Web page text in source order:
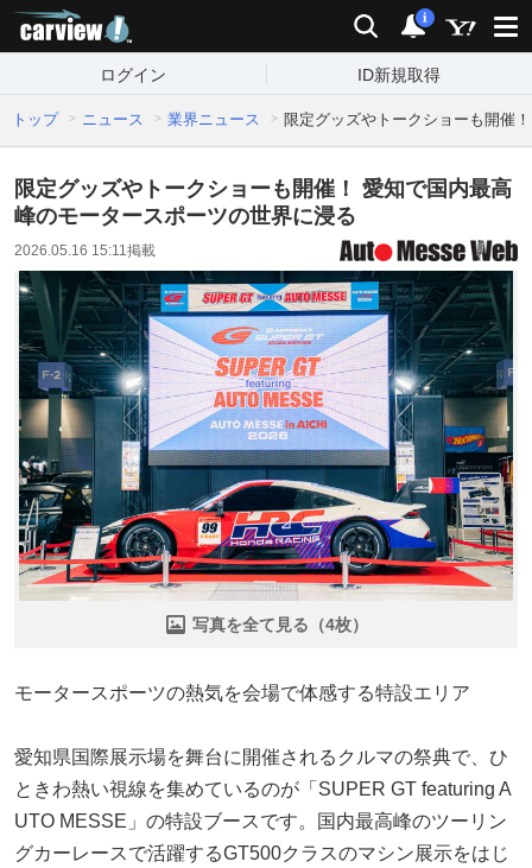
検索 通知
i
ログイン ID新規取得
トップ ニュース 業界ニュース 限定グッズやトークショーも開催
限定グッズやトークショーも開催！ 愛知で国内最高
峰のモータースポーツの世界に浸る
2026.05.16 15:11掲載
写真を全て見る（4枚）
モータースポーツの熱気を会場で体感する特設エリア
愛知県国際展示場を舞台に開催されるクルマの祭典で、ひ
ときわ熱い視線を集めているのが「SUPER GT featuring A
UTO MESSE」の特設ブースです。国内最高峰のツーリン
グカーレースで活躍するGT500クラスのマシン展示をはじ